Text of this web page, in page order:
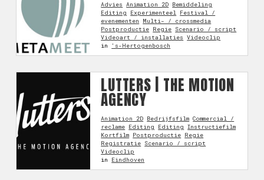
Advies Animation 2D Bemiddeling
Editing
Experimenteel Festival /
evenementen
Multi- / crossmedia
Postproductie Regie Scenario / script
Videoart / installaties Videoclip
in
's-Hertogenbosch
LUTTERS | THE MOTION
AGENCY
Animation 2D Bedrijfsfilm Commercial /
reclame Editing Editing Instructiefilm
Kortfilm Postproductie Regie
Registratie Scenario / script
Videoclip
in Eindhoven